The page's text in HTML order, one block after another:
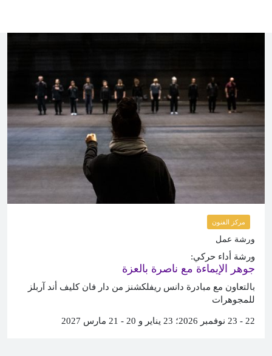
مركز الفنون
ورشة عمل
ورشة أداء حركي:
جوهر الإيماءة مع ناصرة بالعزة
بالتعاون مع مبادرة دانس ريفلكشنز من دار فان كليف أند آربلز
للمجوهرات
22 - 23 نوفمبر 2026؛ 23 يناير و 20 - 21 مارس 2027